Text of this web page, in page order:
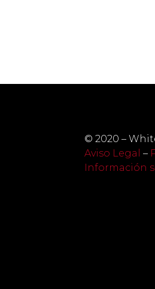
© 2020 –
Aviso Legal –
Información